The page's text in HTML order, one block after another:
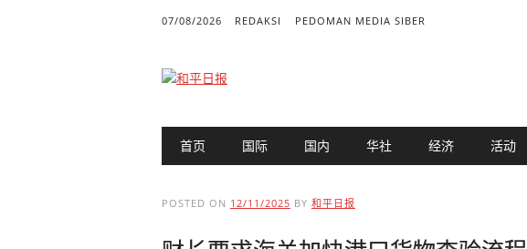
07/08/2026 REDAKSI PEDOMAN MEDIA SIBER
Main menu
Skip to content
首页 国际 国内 华社 经济 活动
POSTED ON 12/11/2025 BY 和平日报